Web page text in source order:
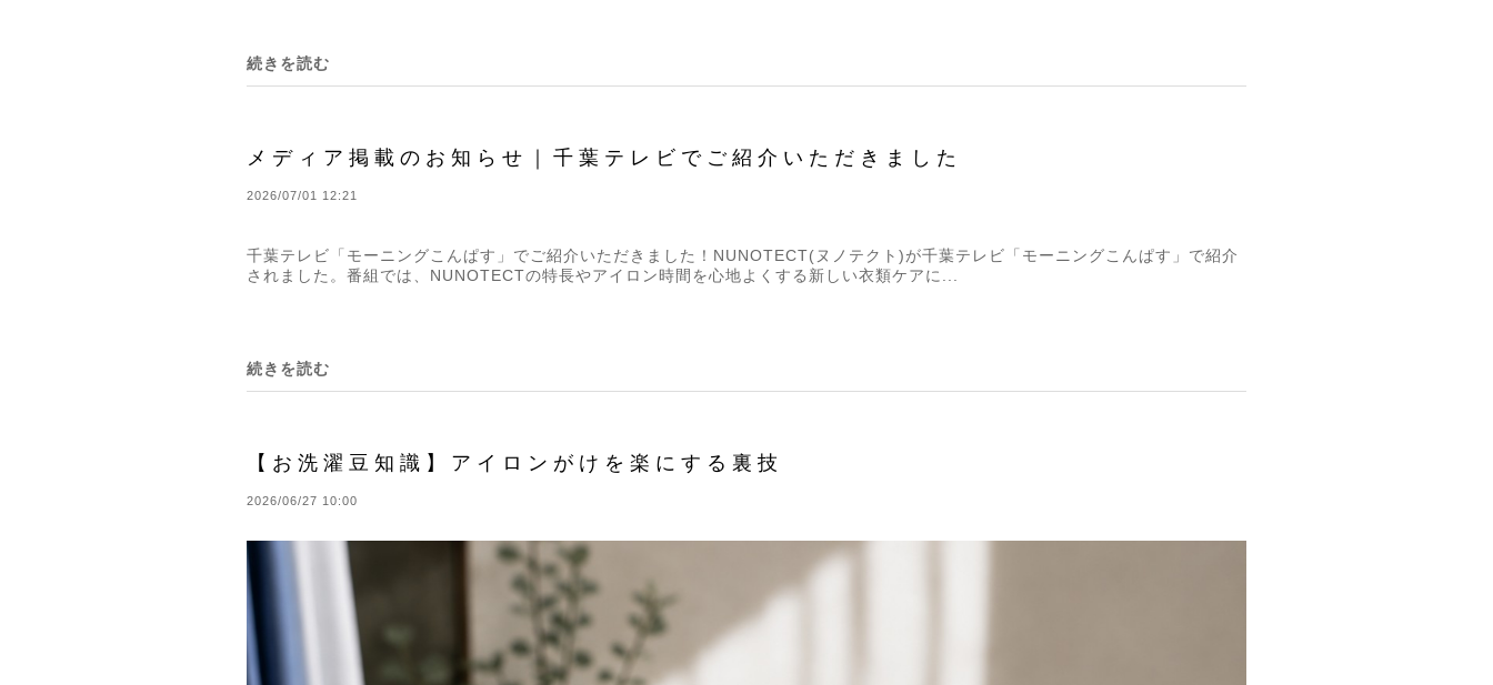
続きを読む
メディア掲載のお知らせ｜千葉テレビでご紹介いただきました
2026/07/01 12:21
千葉テレビ「モーニングこんぱす」でご紹介いただきました！NUNOTECT(ヌノテクト)が千葉テレビ「モーニングこんぱす」で紹介
されました。番組では、NUNOTECTの特長やアイロン時間を心地よくする新しい衣類ケアに...
続きを読む
【お洗濯豆知識】アイロンがけを楽にする裏技
2026/06/27 10:00